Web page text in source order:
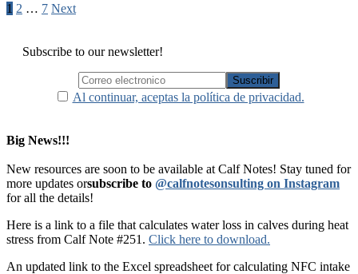
Paginación
entradas
1 2 … 7 Next
Subscribe to our newsletter!
Al continuar, aceptas la política de privacidad.
Big News!!!
New resources are soon to be available at Calf Notes! Stay tuned for
more updates orsubscribe to @calfnotesonsulting on Instagram
for all the details!
Here is a link to a file that calculates water loss in calves during heat
stress from Calf Note #251. Click here to download.
An updated link to the Excel spreadsheet for calculating NFC intake